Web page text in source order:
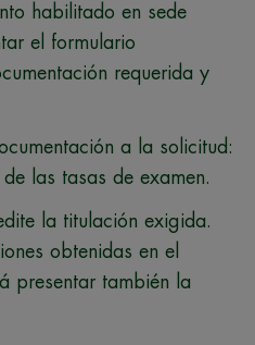
habilitado en sede
el formulario
requerida y
a la solicitud:
las tasas de examen.
la titulación exigida.
obtenidas en el
presentar también la